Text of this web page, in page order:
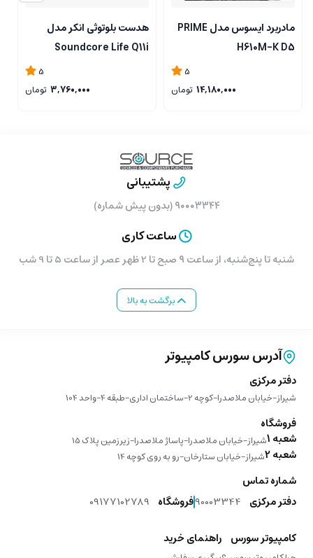
مادربرد ایسوس مدل PRIME
H610M-K D5
5
14,180,000 تومان
هدست بلوتوثی انکر مدل
Soundcore Life Q11i
5
3,760,000 تومان
پشتیبانی
۹۰۰۰۳۳۴۴ (بدون پیش شماره)
ساعت کاری
شنبه تا پنج‌شنبه، از ساعت ۹ صبح تا 2 ظهر عصر از ساعت 5 تا 9 شب
برگشت به بالا
آدرس سورس کامپیوتر
دفتر مرکزی
شیراز-خیابان ملاصدرا-کوچه 2-ساختمان اداری-طبقه 4-واحد 104
فروشگاه
شعبه 1 شیراز-خیابان ملاصدرا-پاساژ ملاصدرا-زیرزمین پلاک 15
شعبه 2 شیراز-خیابان ستارخان-رو به روی کوچه 14
شماره تماس
دفتر مرکزی 90003344فروشگاه 09177102789
کامپیوتر سورس راهنمای خرید